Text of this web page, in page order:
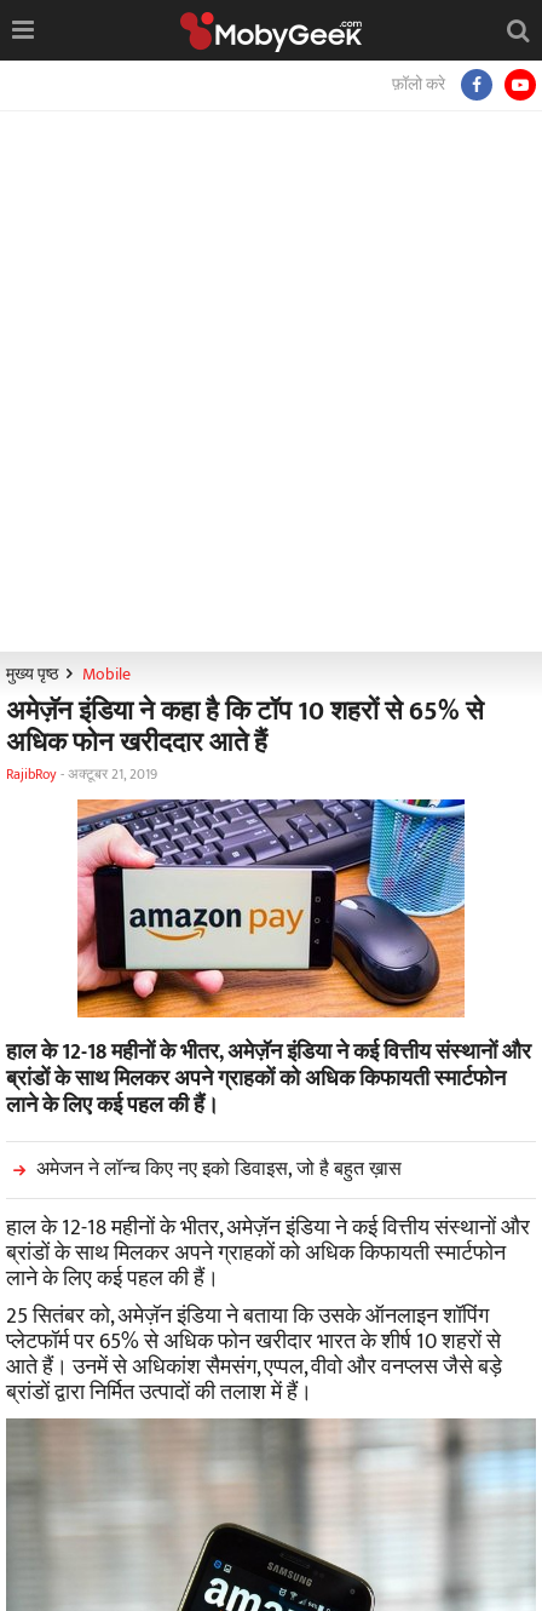
फ़ॉलो करे
मुख्य पृष्ठ Mobile
अमेज़ॅन इंडिया ने कहा है कि टॉप 10 शहरों से 65% से
अधिक फोन खरीददार आते हैं
RajibRoy-अक्टूबर 21, 2019
हाल के 12-18 महीनों के भीतर, अमेज़ॅन इंडिया ने कई वित्तीय संस्थानों और
ब्रांडों के साथ मिलकर अपने ग्राहकों को अधिक किफायती स्मार्टफोन
लाने के लिए कई पहल की हैं।
अमेजन ने लॉन्च किए नए इको डिवाइस, जो है बहुत ख़ास
हाल के 12-18 महीनों के भीतर, अमेज़ॅन इंडिया ने कई वित्तीय संस्थानों और
ब्रांडों के साथ मिलकर अपने ग्राहकों को अधिक किफायती स्मार्टफोन
लाने के लिए कई पहल की हैं।
25 सितंबर को, अमेज़ॅन इंडिया ने बताया कि उसके ऑनलाइन शॉपिंग
प्लेटफॉर्म पर 65% से अधिक फोन खरीदार भारत के शीर्ष 10 शहरों से
आते हैं। उनमें से अधिकांश सैमसंग, एप्पल, वीवो और वनप्लस जैसे बड़े
ब्रांडों द्वारा निर्मित उत्पादों की तलाश में हैं।